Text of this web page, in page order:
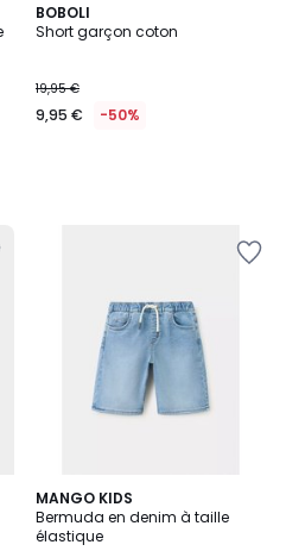
BOBOLI
Short garçon coton
19,95 €
9,95 € -50%
MANGO KIDS
Bermuda en denim à taille
élastique
3
Couleurs